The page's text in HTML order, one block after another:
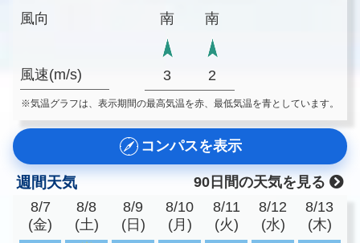
風向
風速(m/s)
南
南
3 2
※気温グラフは、表示期間の最高気温を赤、最低気温を青としています。
コンパスを表示
週間天気
90日間の天気を見る
8/7
(金)
8/8
(土)
8/9
(日)
8/10
(月)
8/11
(火)
8/12
(水)
8/13
(木)